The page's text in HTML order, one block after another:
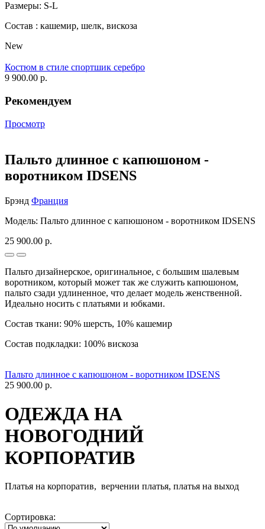
Размеры: S-L
Состав : кашемир, шелк, вискоза
New
Костюм в стиле спортшик серебро
9 900.00 р.
Рекомендуем
Просмотр
Пальто длинное с капюшоном -
воротником IDSENS
Брэнд Франция
Модель: Пальто длинное с капюшоном - воротником IDSENS
25 900.00 р.
Пальто дизайнерское, оригинальное, с большим шалевым
воротником, который может так же служить капюшоном,
пальто сзади удлиненное, что делает модель женственной.
Идеально носить с платьями и юбками.
Состав ткани: 90% шерсть, 10% кашемир
Состав подкладки: 100% вискоза
Пальто длинное с капюшоном - воротником IDSENS
25 900.00 р.
ОДЕЖДА НА
НОВОГОДНИЙ
КОРПОРАТИВ
Платья на корпоратив, верчении платья, платья на выход
Сортировка: